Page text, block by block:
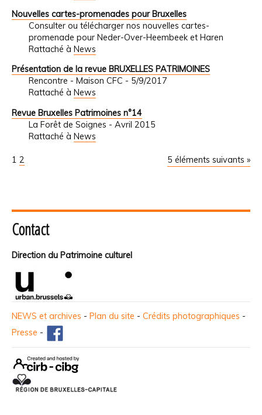
Nouvelles cartes-promenades pour Bruxelles
Consulter ou télécharger nos nouvelles cartes-
promenade pour Neder-Over-Heembeek et Haren
Rattaché à News
Présentation de la revue BRUXELLES PATRIMOINES
Rencontre - Maison CFC - 5/9/2017
Rattaché à News
Revue Bruxelles Patrimoines n°14
La Forêt de Soignes - Avril 2015
Rattaché à News
5 éléments suivants »
1 2
Contact
Direction du Patrimoine culturel
NEWS et archives - Plan du site - Crédits photographiques -
Presse -